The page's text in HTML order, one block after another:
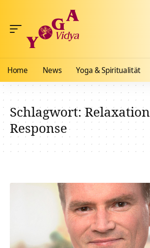
Home News Yoga & Spiritualität
Schlagwort:Relaxation
Response